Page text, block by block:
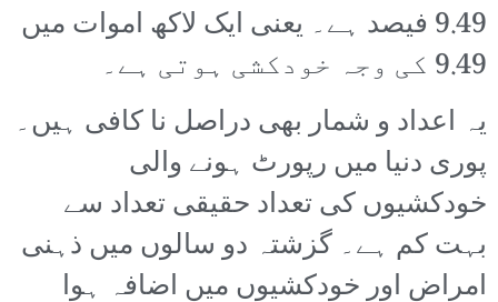
9.49 فیصد ہے۔ یعنی ایک لاکھ اموات میں
9.49 کی وجہ خودکشی ہوتی ہے۔
یہ اعداد و شمار بھی دراصل نا کافی ہیں۔
پوری دنیا میں رپورٹ ہونے والی
خودکشیوں کی تعداد حقیقی تعداد سے
بہت کم ہے۔ گزشتہ دو سالوں میں ذہنی
امراض اور خودکشیوں میں اضافہ ہوا